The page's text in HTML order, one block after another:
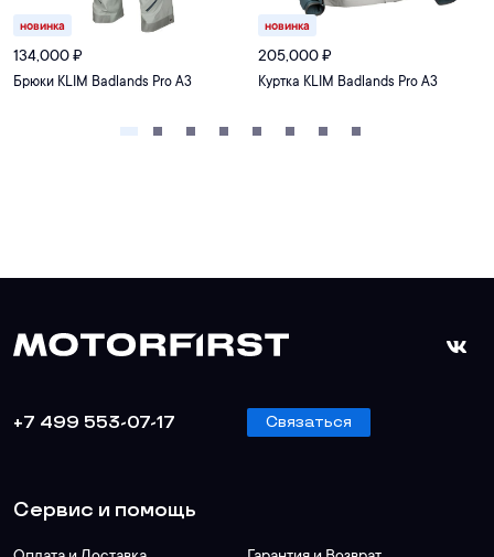
новинка
134,000₽
Брюки KLIM Badlands Pro A3
новинка
205,000₽
Куртка KLIM Badlands Pro A3
+7 499 553-07-17 Связаться
Сервис и помощь